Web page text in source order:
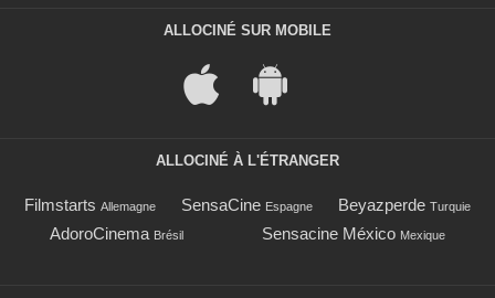
ALLOCINÉ SUR MOBILE
ALLOCINÉ À L'ÉTRANGER
Filmstarts Allemagne SensaCine Espagne Beyazperde Turquie
AdoroCinema Brésil Sensacine México Mexique